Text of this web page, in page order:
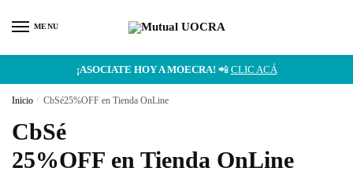
MENU
¡ASOCIATE HOY A MOECRA! 📲 CLIC ACÁ
Inicio / CbSé25%OFF en Tienda OnLine
CbSé
25%OFF en Tienda OnLine